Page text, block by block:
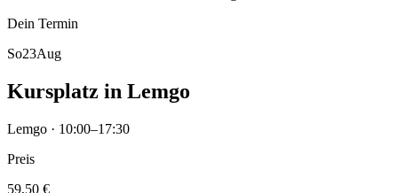
Dein Termin
So23Aug
Kursplatz in Lemgo
Lemgo · 10:00–17:30
Preis
59,50 €